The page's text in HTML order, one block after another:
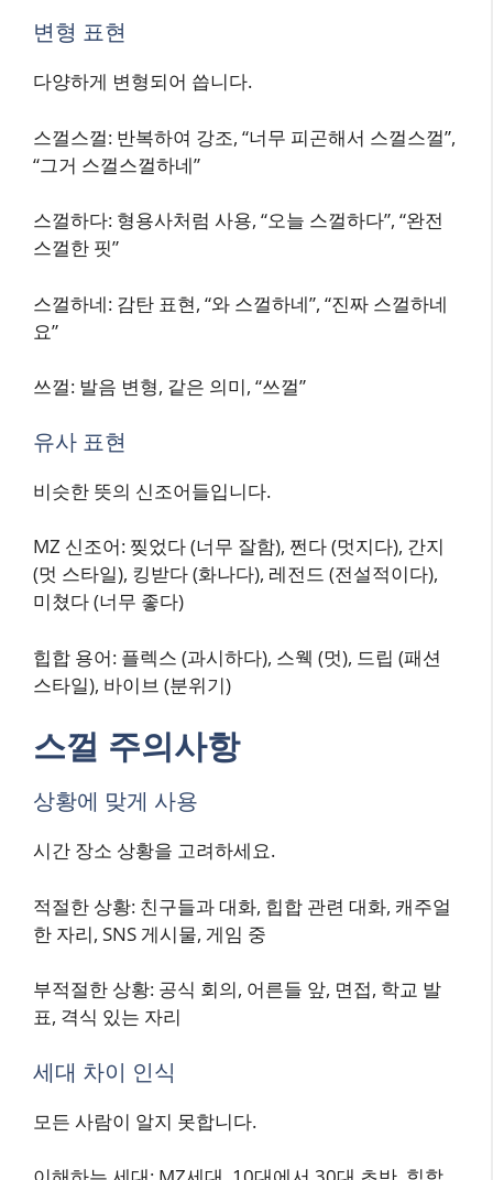
변형 표현
다양하게 변형되어 씁니다.
스껄스껄: 반복하여 강조, “너무 피곤해서 스껄스껄”,
“그거 스껄스껄하네”
스껄하다: 형용사처럼 사용, “오늘 스껄하다”, “완전
스껄한 핏”
스껄하네: 감탄 표현, “와 스껄하네”, “진짜 스껄하네
요”
쓰껄: 발음 변형, 같은 의미, “쓰껄”
유사 표현
비슷한 뜻의 신조어들입니다.
MZ 신조어: 찢었다 (너무 잘함), 쩐다 (멋지다), 간지
(멋 스타일), 킹받다 (화나다), 레전드 (전설적이다),
미쳤다 (너무 좋다)
힙합 용어: 플렉스 (과시하다), 스웩 (멋), 드립 (패션
스타일), 바이브 (분위기)
스껄 주의사항
상황에 맞게 사용
시간 장소 상황을 고려하세요.
적절한 상황: 친구들과 대화, 힙합 관련 대화, 캐주얼
한 자리, SNS 게시물, 게임 중
부적절한 상황: 공식 회의, 어른들 앞, 면접, 학교 발
표, 격식 있는 자리
세대 차이 인식
모든 사람이 알지 못합니다.